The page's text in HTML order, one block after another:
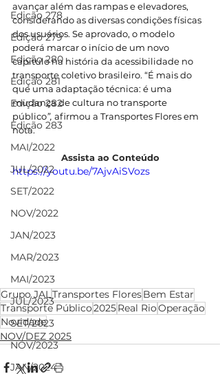
Edição 278
Edição 279
Edição 280
Edição 281
Edição 282
Edição 283
MAI/2022
JUL/2022
SET/2022
NOV/2022
JAN/2023
MAR/2023
MAI/2023
JUL/2023
SET/2023
NOV/2023
JAN/2024
avançar além das rampas e elevadores,
considerando as diversas condições físicas
dos usuários. Se aprovado, o modelo
poderá marcar o início de um novo
capítulo na história da acessibilidade no
transporte coletivo brasileiro. “É mais do
que uma adaptação técnica: é uma
mudança de cultura no transporte
público”, afirmou a Transportes Flores em
nota.
Assista ao Conteúdo
https://youtu.be/7AjvAiSVozs
Grupo JALTransportes FloresBem Estar
Transporte Público2025Real RioOperação
Novidade
NOV/DEZ 2025